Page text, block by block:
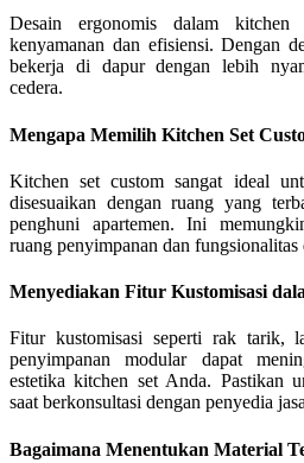
Desain ergonomis dalam
kenyamanan dan efisiensi. Dengan
bekerja di dapur dengan lebih
cedera.
Mengapa Memilih Kitchen Set
Kitchen set custom sangat ideal
disesuaikan dengan ruang yang
penghuni apartemen. Ini
ruang penyimpanan dan fungsionalitas
Menyediakan Fitur Kustomisasi
Fitur kustomisasi seperti rak tarik,
penyimpanan modular dapat
estetika kitchen set Anda. Pastikan
saat berkonsultasi dengan penyedia
Bagaimana Menentukan Material